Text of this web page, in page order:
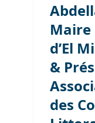
Maire
d’El
&
des